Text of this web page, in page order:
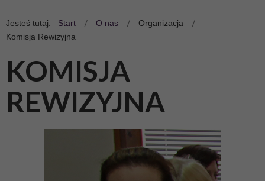
Jesteś tutaj: Start O nas
Organizacja
Komisja Rewizyjna
KOMISJA
REWIZYJNA